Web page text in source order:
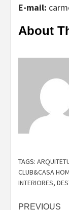
E-mail:
About
TAGS:
CLUB&CASA
INTERIORES,
PREVIOUS